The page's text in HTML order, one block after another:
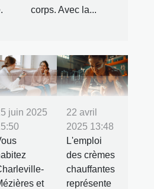
corps. Avec la...
juin 2025
et
22 avril
2025 13:48
L'emploi
des crèmes
chauffantes
représente